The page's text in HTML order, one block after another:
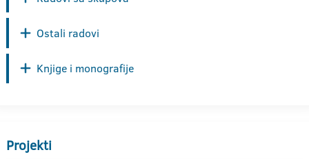
Ostali radovi
Knjige i monografije
Projekti